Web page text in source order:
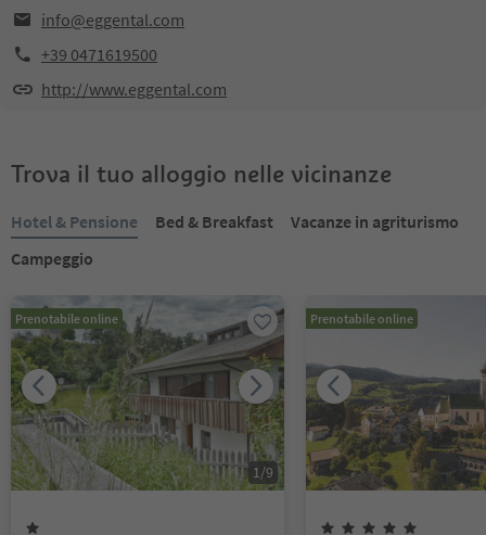
info@eggental.com
+39 0471619500
http://www.eggental.com
Trova il tuo alloggio nelle vicinanze
Hotel & Pensione Bed & Breakfast
Vacanze in agriturismo
Campeggio
Prenotabile online
1/9
Prenotabile online